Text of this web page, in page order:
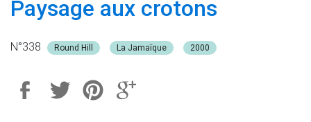
Paysage aux crotons
N°338 Round Hill La Jamaïque 2000